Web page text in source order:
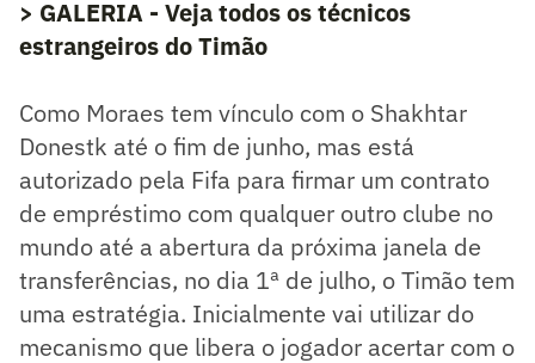
> GALERIA - Veja todos os técnicos
estrangeiros do Timão
Como Moraes tem vínculo com o Shakhtar
Donestk até o fim de junho, mas está
autorizado pela Fifa para firmar um contrato
de empréstimo com qualquer outro clube no
mundo até a abertura da próxima janela de
transferências, no dia 1ª de julho, o Timão tem
uma estratégia. Inicialmente vai utilizar do
mecanismo que libera o jogador acertar com o